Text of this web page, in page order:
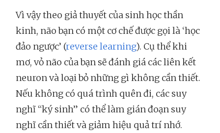
Vì vậy theo giả thuyết của sinh học thần
kinh, não bạn có một cơ chế được gọi là ‘học
đảo ngược’ (reverse learning). Cụ thể khi
mơ, vỏ não của bạn sẽ đánh giá các liên kết
neuron và loại bỏ những gì không cần thiết.
Nếu không có quá trình quên đi, các suy
nghĩ “ký sinh” có thể làm gián đoạn suy
nghĩ cần thiết và giảm hiệu quả trí nhớ.